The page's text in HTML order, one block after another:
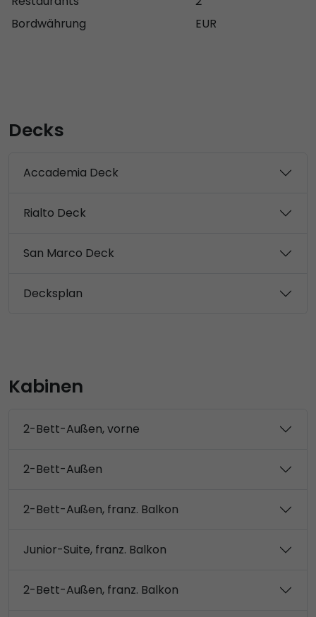
Bordwährung
EUR
Decks
Accademia Deck
Rialto Deck
San Marco Deck
Decksplan
Kabinen
2-Bett-Außen, vorne
2-Bett-Außen
2-Bett-Außen, franz. Balkon
Junior-Suite, franz. Balkon
2-Bett-Außen, franz. Balkon